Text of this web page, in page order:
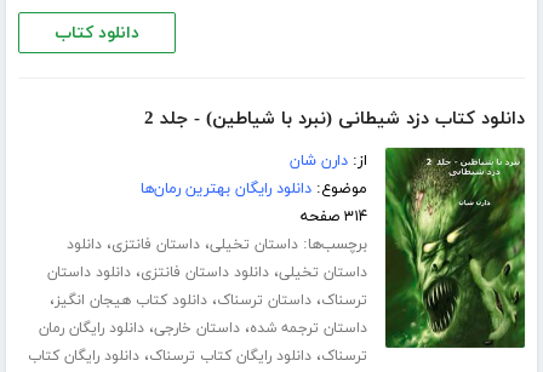
دانلود کتاب
دانلود کتاب دزد شیطانی (نبرد با شیاطین) - جلد 2
از:دارن شان
موضوع:دانلود رایگان بهترین رمان‌ها
۳۱۴ صفحه
برچسب‌ها:داستان تخیلی،داستان فانتزی،دانلود
داستان تخیلی،دانلود داستان فانتزی،دانلود داستان
ترسناک،داستان ترسناک،دانلود کتاب هیجان انگیز،
داستان ترجمه شده،داستان خارجی،دانلود رایگان رمان
ترسناک،دانلود رایگان کتاب ترسناک،دانلود رایگان کتاب